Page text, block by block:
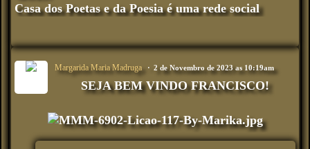
Casa dos Poetas e da Poesia é uma rede social
Margarida Maria Madruga 2 de Novembro de 2023 as 10:19am
SEJA BEM VINDO FRANCISCO!